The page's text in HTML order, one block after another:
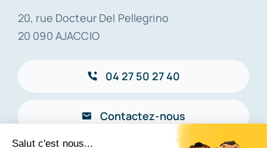
20, rue Docteur Del Pellegrino
20 090 AJACCIO
04 27 50 27 40
Contactez-nous
Salut c'est nous...